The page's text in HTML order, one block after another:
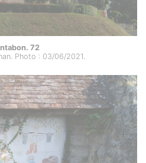
72
Photo : 03/06/2021.